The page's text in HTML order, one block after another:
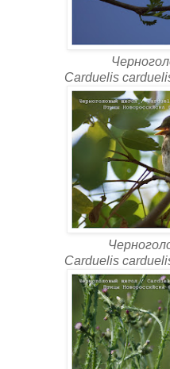
Carduelis
Carduelis